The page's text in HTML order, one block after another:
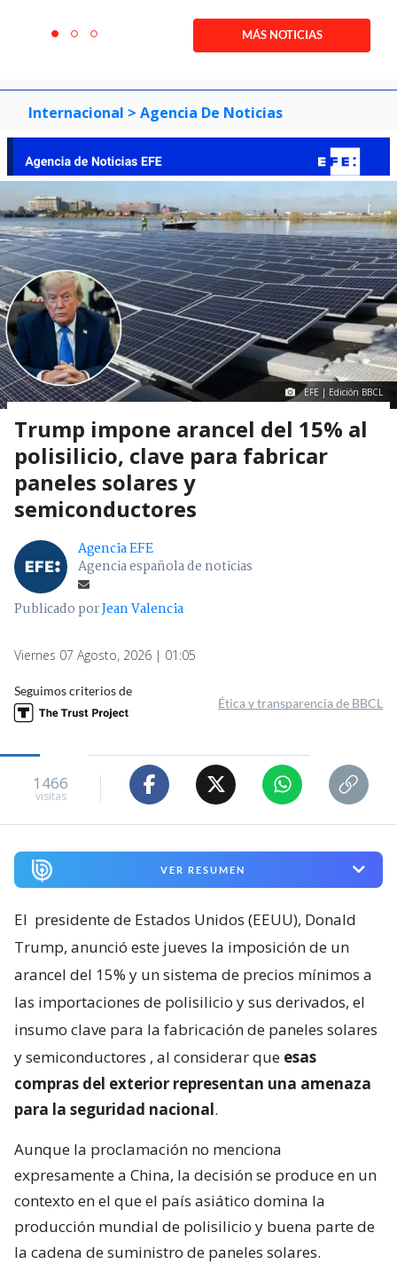
itemitemitem
MÁS NOTICIAS
Internacional > Agencia De Noticias
EFE | Edición BBCL
Trump impone arancel del 15% al
polisilicio, clave para fabricar
paneles solares y
semiconductores
Agencia EFE
Agencia española de noticias
Publicado porJean Valencia
Viernes 07 Agosto, 2026 | 01:05
Seguimos criterios de
Ética y transparencia de BBCL
1466
visitas
VER RESUMEN
El presidente de Estados Unidos (EEUU), Donald
Trump, anunció este jueves la imposición de un
arancel del 15% y un sistema de precios mínimos a
las importaciones de polisilicio y sus derivados, el
insumo clave para la fabricación de paneles solares
y semiconductores , al considerar que esas
compras del exterior representan una amenaza
para la seguridad nacional.
Aunque la proclamación no menciona
expresamente a China, la decisión se produce en un
contexto en el que el país asiático domina la
producción mundial de polisilicio y buena parte de
la cadena de suministro de paneles solares.